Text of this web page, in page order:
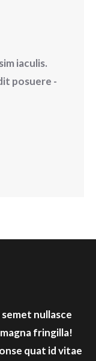
iaculis.
posuere -
nullasce
fringilla!
quat id vitae